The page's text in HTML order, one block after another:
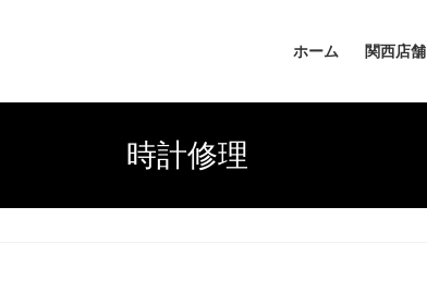
ホーム 関西店舗
時計修理